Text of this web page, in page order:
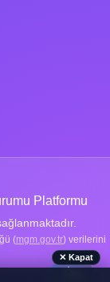
Platformu
(mgm.gov.tr) verilerini
🌤️
✕ Kapat